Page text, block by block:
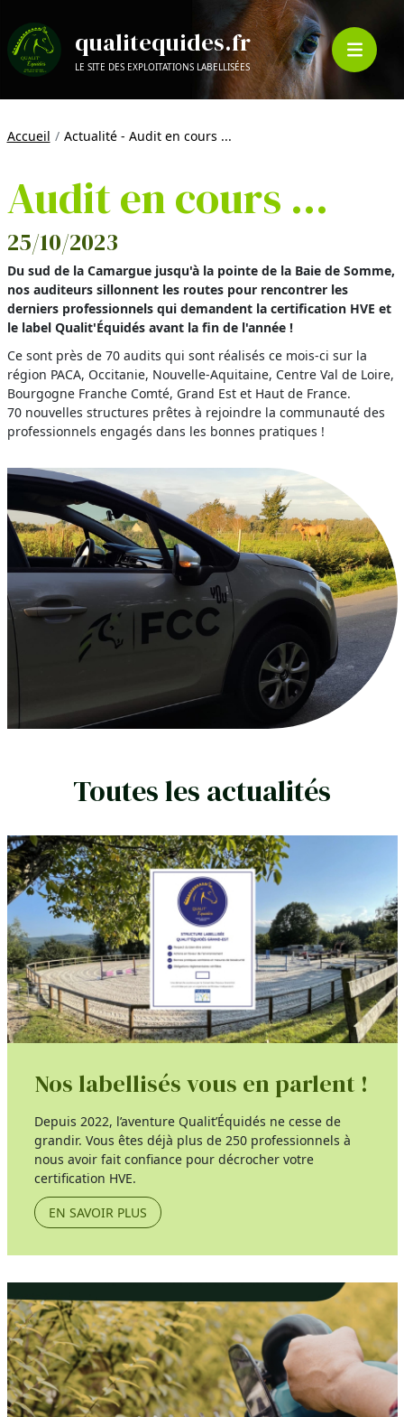
qualitequides.fr
LE SITE DES EXPLOITATIONS LABELLISÉES
Accueil Actualité - Audit en cours ...
Audit en cours ...
25/10/2023
Du sud de la Camargue jusqu'à la pointe de la Baie de Somme,
nos auditeurs sillonnent les routes pour rencontrer les
derniers professionnels qui demandent la certification HVE et
le label Qualit'Équidés avant la fin de l'année !
Ce sont près de 70 audits qui sont réalisés ce mois-ci sur la
région PACA, Occitanie, Nouvelle-Aquitaine, Centre Val de Loire,
Bourgogne Franche Comté, Grand Est et Haut de France.
70 nouvelles structures prêtes à rejoindre la communauté des
professionnels engagés dans les bonnes pratiques !
Toutes les actualités
Nos labellisés vous en parlent !
Depuis 2022, l’aventure Qualit’Équidés ne cesse de
grandir. Vous êtes déjà plus de 250 professionnels à
nous avoir fait confiance pour décrocher votre
certification HVE.
EN SAVOIR PLUS